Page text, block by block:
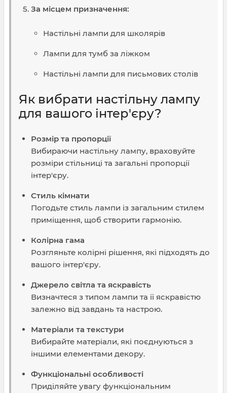
За місцем призначення:
Настільні лампи для школярів
Лампи для тумб за ліжком
Настільні лампи для письмових столів
Як вибрати настільну лампу
для вашого інтер'єру?
Розмір та пропорції
Вибираючи настільну лампу, враховуйте
розміри стільниці та загальні пропорції
інтер'єру.
Стиль кімнати
Погодьте стиль лампи із загальним стилем
приміщення, щоб створити гармонію.
Колірна гама
Розгляньте колірні рішення, які підходять до
вашого інтер'єру.
Джерело світла та яскравість
Визначтеся з типом лампи та її яскравістю
залежно від завдань та настрою.
Матеріали та текстури
Вибирайте матеріали, які поєднуються з
іншими елементами декору.
Функціональні особливості
Приділяйте увагу функціональним